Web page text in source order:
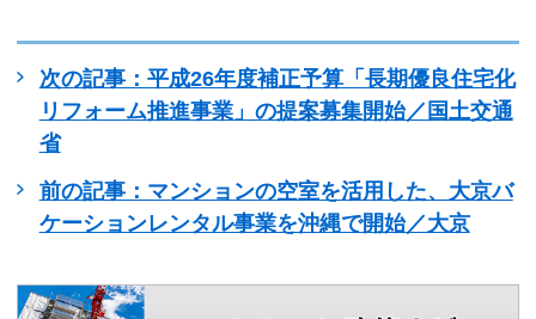
次の記事：平成26年度補正予算「長期優良住宅化
リフォーム推進事業」の提案募集開始／国土交通
省
前の記事：マンションの空室を活用した、大京バ
ケーションレンタル事業を沖縄で開始／大京